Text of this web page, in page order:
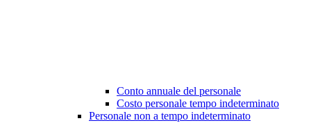
Conto annuale del personale
Costo personale tempo indeterminato
Personale non a tempo indeterminato